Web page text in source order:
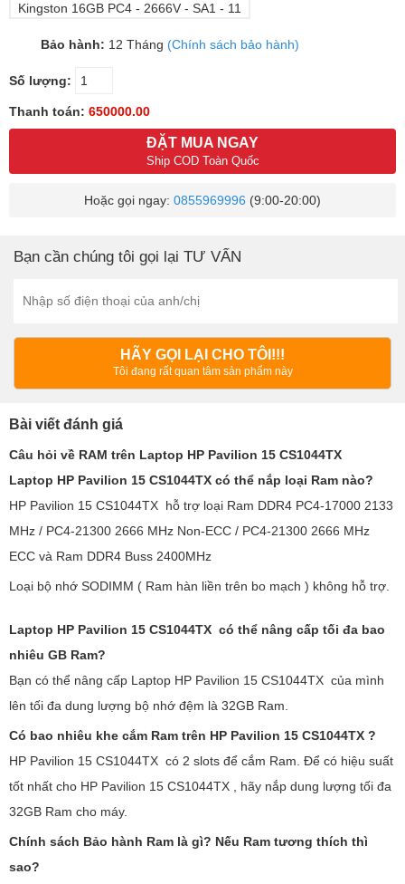
Kingston 16GB PC4 - 2666V - SA1 - 11
Bảo hành: 12 Tháng (Chính sách bảo hành)
Số lượng:
Thanh toán: 650000.00
ĐẶT MUA NGAY
Ship COD Toàn Quốc
Hoặc gọi ngay: 0855969996 (9:00-20:00)
Bạn cần chúng tôi gọi lại TƯ VẤN
HÃY GỌI LẠI CHO TÔI!!!
Tôi đang rất quan tâm sản phẩm này
Bài viết đánh giá
Câu hỏi về RAM trên Laptop HP Pavilion 15 CS1044TX
Laptop HP Pavilion 15 CS1044TX có thể nắp loại Ram nào?
HP Pavilion 15 CS1044TX hỗ trợ loại Ram DDR4 PC4-17000 2133
MHz / PC4-21300 2666 MHz Non-ECC / PC4-21300 2666 MHz
ECC và Ram DDR4 Buss 2400MHz
Loại bộ nhớ SODIMM ( Ram hàn liền trên bo mạch ) không hỗ trợ.
Laptop HP Pavilion 15 CS1044TX có thể nâng cấp tối đa bao
nhiêu GB Ram?
Bạn có thể nâng cấp Laptop HP Pavilion 15 CS1044TX của mình
lên tối đa dung lượng bộ nhớ đệm là 32GB Ram.
Có bao nhiêu khe cắm Ram trên HP Pavilion 15 CS1044TX ?
HP Pavilion 15 CS1044TX có 2 slots để cắm Ram. Để có hiệu suất
tốt nhất cho HP Pavilion 15 CS1044TX , hãy nắp dung lượng tối đa
32GB Ram cho máy.
Chính sách Bảo hành Ram là gì? Nếu Ram tương thích thì
sao?